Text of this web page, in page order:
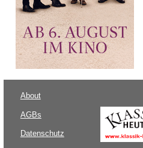
About
AGBs
Datenschutz